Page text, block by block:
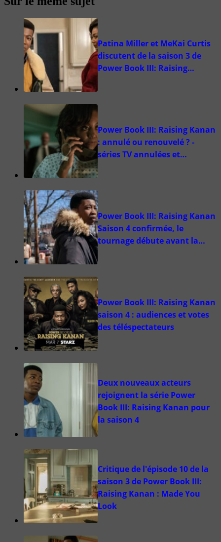
Patina Miller et MeKai Curtis
discutent de la saison 3 de
Power Book III: Raising…
Power Book III: Raising Kanan
: annulé ou renouvelé ? -
séries TV annulées et…
Power Book III: Raising Kanan
Saison 4 confirmée, le
tournage débute avant la…
Power Book III: Raising Kanan
saison 4 : audiences et votes
des téléspectateurs
Deux nouveaux acteurs
rejoignent la série Power
Book III: Raising Kanan pour
la saison 4
Critique de l'épisode 10 de la
saison 3 de Power Book III:
Raising Kanan : Made You
Look